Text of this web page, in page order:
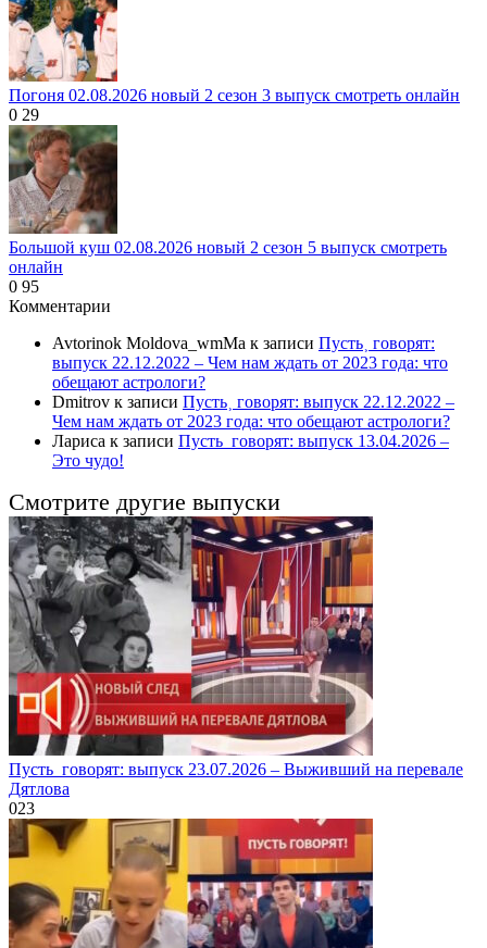
Погоня 02.08.2026 новый 2 сезон 3 выпуск смотреть онлайн
0 29
Большой куш 02.08.2026 новый 2 сезон 5 выпуск смотреть
онлайн
0 95
Комментарии
Avtorinok Moldova_wmMa к записи Пусть˲ говорят:
выпуск 22.12.2022 – Чем нам ждать от 2023 года: что
обещают астрологи?
Dmitrov к записи Пусть˲ говорят: выпуск 22.12.2022 –
Чем нам ждать от 2023 года: что обещают астрологи?
Лариса к записи Пусть_говорят: выпуск 13.04.2026 –
Это чудо!
Смотрите другие выпуски
Пусть_говорят: выпуск 23.07.2026 – Выживший на перевале
Дятлова
023